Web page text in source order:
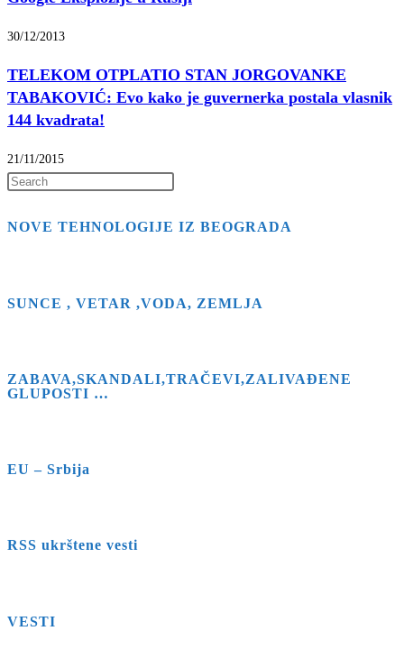
30/12/2013
TELEKOM OTPLATIO STAN JORGOVANKE
TABAKOVIĆ: Evo kako je guvernerka postala vlasnik
144 kvadrata!
21/11/2015
to
NOVE TEHNOLOGIJE IZ BEOGRADA
SUNCE , VETAR ,VODA, ZEMLJA
ZABAVA,SKANDALI,TRAČEVI,ZALIVAĐENE
GLUPOSTI …
EU – Srbija
RSS ukrštene vesti
VESTI